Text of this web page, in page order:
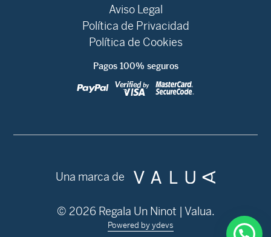
Aviso Legal
Política de Privacidad
Política de Cookies
Pagos 100% seguros
© 2026 Regala Un Ninot | Valua.
Powered by ydevs
Una marca de